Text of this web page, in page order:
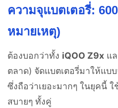
ความจุแบตเตอรี่:
หมายเหตุ)
ต้องบอกว่าทั้ง iQOO Z9x แ
ตลาด) จัดแบตเตอรี่มาให้แบ
ซึ่งถือว่าเยอะมากๆ ในยุคนี้
สบายๆ ทั้งคู่